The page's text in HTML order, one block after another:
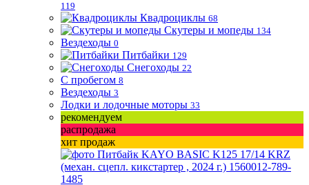
119
Квадроциклы 68
Скутеры и мопеды 134
Вездеходы 0
Питбайки 129
Снегоходы 22
С пробегом 8
Вездеходы 3
Лодки и лодочные моторы 33
рекомендуем
распродажа
хит продаж